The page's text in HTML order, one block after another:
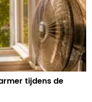
tijdens de